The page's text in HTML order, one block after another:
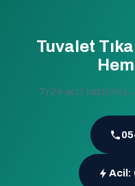
Tuvalet
7/24 acil hattımız,
Acil: